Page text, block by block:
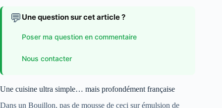
💬 Une question sur cet article ?
Poser ma question en commentaire
Nous contacter
Une cuisine ultra simple… mais profondément française
Dans un Bouillon, pas de mousse de ceci sur émulsion de